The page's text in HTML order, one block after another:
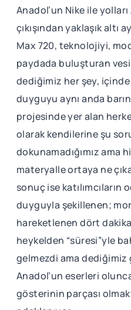
Anadol’un Nike ile
çıkışından yaklaşık altı
Max 720, teknolojiyi,
paydada buluşturan
dediğimiz her şey,
duyguyu aynı anda
projesinde yer alan
olarak kendilerine şu
dokunamadığımız ama
materyalle ortaya ne
sonuç ise katılımcıların
duyguyla şekillenen;
hareketlenen dört
heykelden “süresi”yle
gelmezdi ama
Anadol’un eserleri
gösterinin parçası